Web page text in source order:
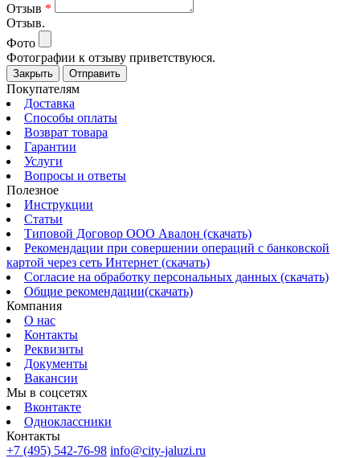
Отзыв *
Отзыв.
Фото
Фотографии к отзыву приветствуюся.
Закрыть Отправить
Покупателям
Доставка
Способы оплаты
Возврат товара
Гарантии
Услуги
Вопросы и ответы
Полезное
Инструкции
Статьи
Типовой Договор ООО Авалон (скачать)
Рекомендации при совершении операций с банковской
картой через сеть Интернет (скачать)
Согласие на обработку персональных данных (скачать)
Общие рекомендации(скачать)
Компания
О нас
Контакты
Реквизиты
Документы
Вакансии
Мы в соцсетях
Вконтакте
Одноклассники
Контакты
+7 (495) 542-76-98 info@city-jaluzi.ru